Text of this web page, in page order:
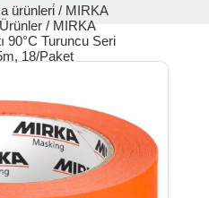
ürünleri̇ / MIRKA
/ MIRKA
90°C Turuncu Seri
18/Paket